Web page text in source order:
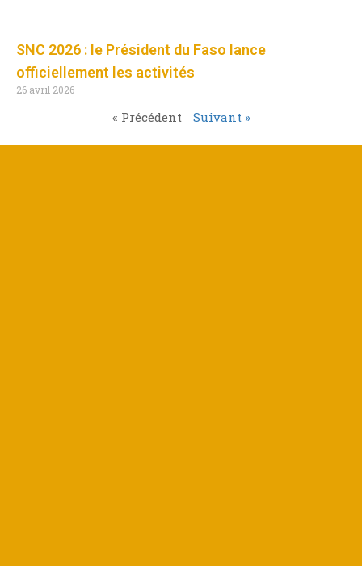
SNC 2026 : le Président du Faso lance
officiellement les activités
26 avril 2026
« Précédent Suivant »